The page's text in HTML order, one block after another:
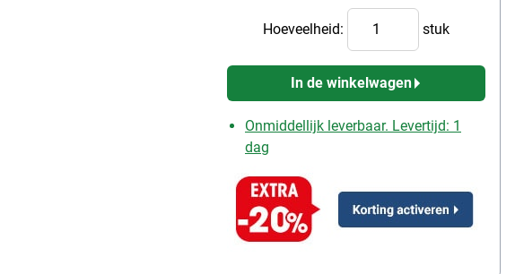
Hoeveelheid: stuk
In de winkelwagen
Onmiddellijk leverbaar. Levertijd: 1
dag